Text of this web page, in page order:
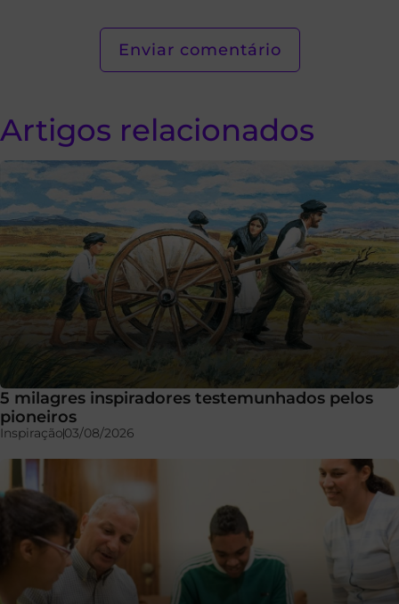
Artigos relacionados
5 milagres inspiradores testemunhados pelos
pioneiros
Inspiração03/08/2026